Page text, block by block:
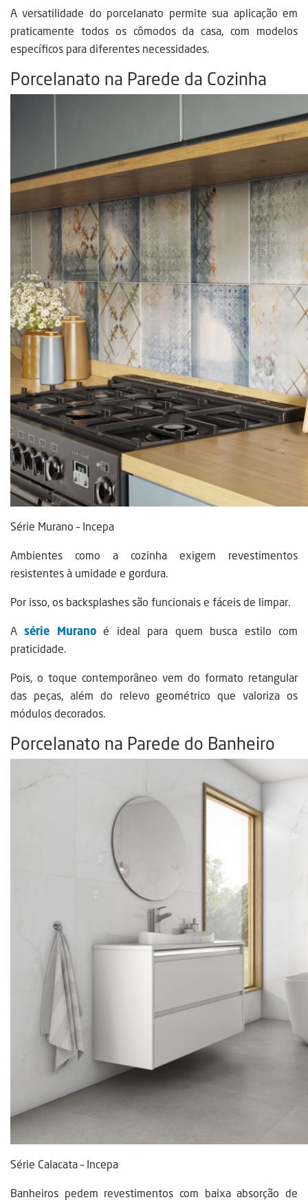
A versatilidade do porcelanato permite sua aplicação em
praticamente todos os cômodos da casa, com modelos
específicos para diferentes necessidades.
Porcelanato na Parede da Cozinha
Série Murano – Incepa
Ambientes como a cozinha exigem revestimentos
resistentes à umidade e gordura.
Por isso, os backsplashes são funcionais e fáceis de limpar.
Asérie Muranoé ideal para quem busca estilo com
praticidade.
Pois, o toque contemporâneo vem do formato retangular
das peças, além do relevo geométrico que valoriza os
módulos decorados.
Porcelanato na Parede do Banheiro
Série Calacata – Incepa
Banheiros pedem revestimentos com baixa absorção de